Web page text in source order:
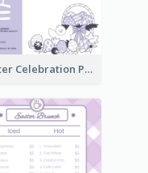
Easter Celebration Purple Dinner Menu Design